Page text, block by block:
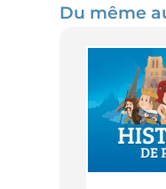
Du même